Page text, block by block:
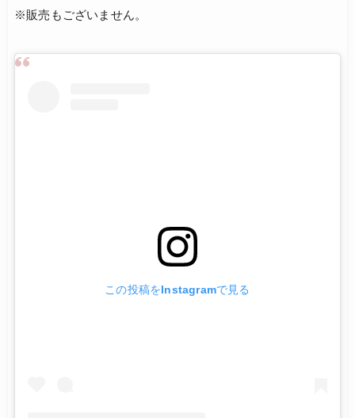
※販売もございません。
この投稿をInstagramで見る